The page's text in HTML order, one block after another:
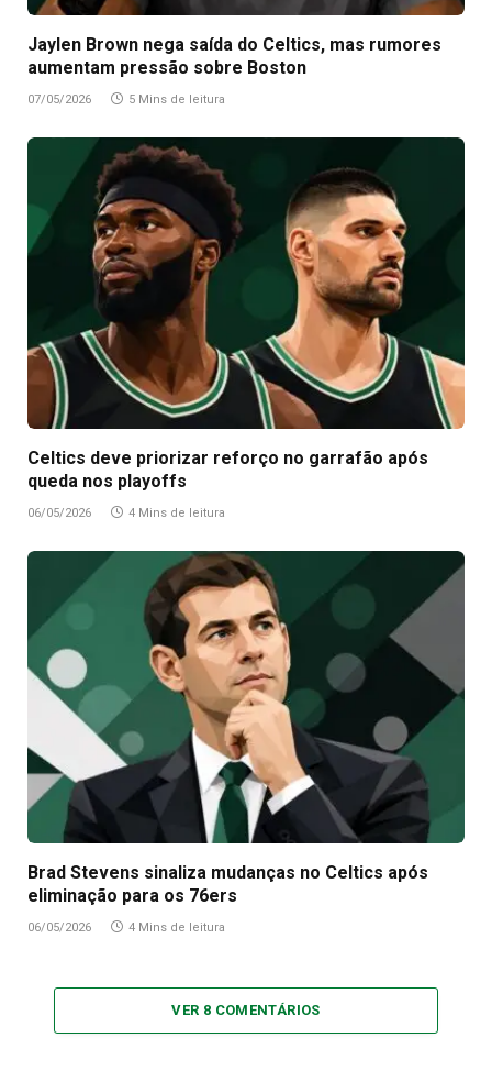
Jaylen Brown nega saída do Celtics, mas rumores
aumentam pressão sobre Boston
07/05/2026 5 Mins de leitura
Celtics deve priorizar reforço no garrafão após
queda nos playoffs
06/05/2026 4 Mins de leitura
Brad Stevens sinaliza mudanças no Celtics após
eliminação para os 76ers
06/05/2026 4 Mins de leitura
VER 8 COMENTÁRIOS